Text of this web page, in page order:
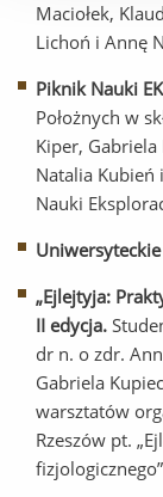
Maciołek,
Lichoń i Annę
Piknik Nauki
Położnych w
Kiper, Gabriela
Natalia Kubień
Nauki
„Ejlejtyja:
II edycja.
dr n. o zdr.
Gabriela
warsztatów
Rzeszów pt.